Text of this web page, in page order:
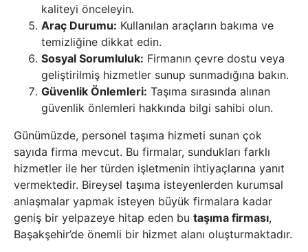
kaliteyi önceleyin.
Araç Durumu: Kullanılan araçların bakıma ve
temizliğine dikkat edin.
Sosyal Sorumluluk: Firmanın çevre dostu veya
geliştirilmiş hizmetler sunup sunmadığına bakın.
Güvenlik Önlemleri: Taşıma sırasında alınan
güvenlik önlemleri hakkında bilgi sahibi olun.
Günümüzde, personel taşıma hizmeti sunan çok
sayıda firma mevcut. Bu firmalar, sundukları farklı
hizmetler ile her türden işletmenin ihtiyaçlarına yanıt
vermektedir. Bireysel taşıma isteyenlerden kurumsal
anlaşmalar yapmak isteyen büyük firmalara kadar
geniş bir yelpazeye hitap eden bu taşıma firması,
Başakşehir’de önemli bir hizmet alanı oluşturmaktadır.